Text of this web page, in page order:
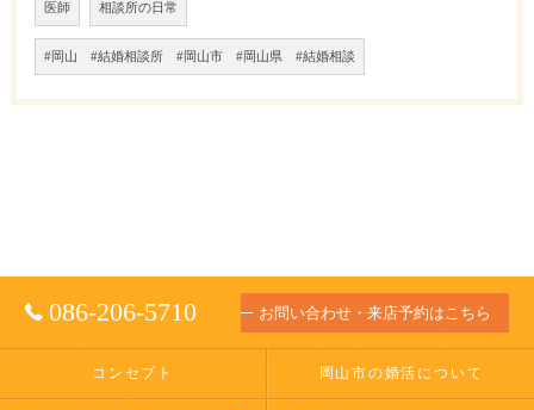
医師 相談所の日常
#岡山 #結婚相談所 #岡山市 #岡山県 #結婚相談
086-206-5710 お問い合わせ・来店予約はこちら
コンセプト 岡山市の婚活について